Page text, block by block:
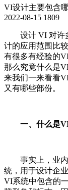
VI设计主要包含
2022-08-15 1809
设计 VI 对许多
计的应用范围比
有很多有经验的
那么究竟什么是
来我们一来看看
又有哪些部份。
一、什么是
事实上，业内
统，用于设计企
VI系统中包含的